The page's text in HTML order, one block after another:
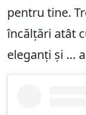
pentru tine.
încălțări atât
eleganți și …